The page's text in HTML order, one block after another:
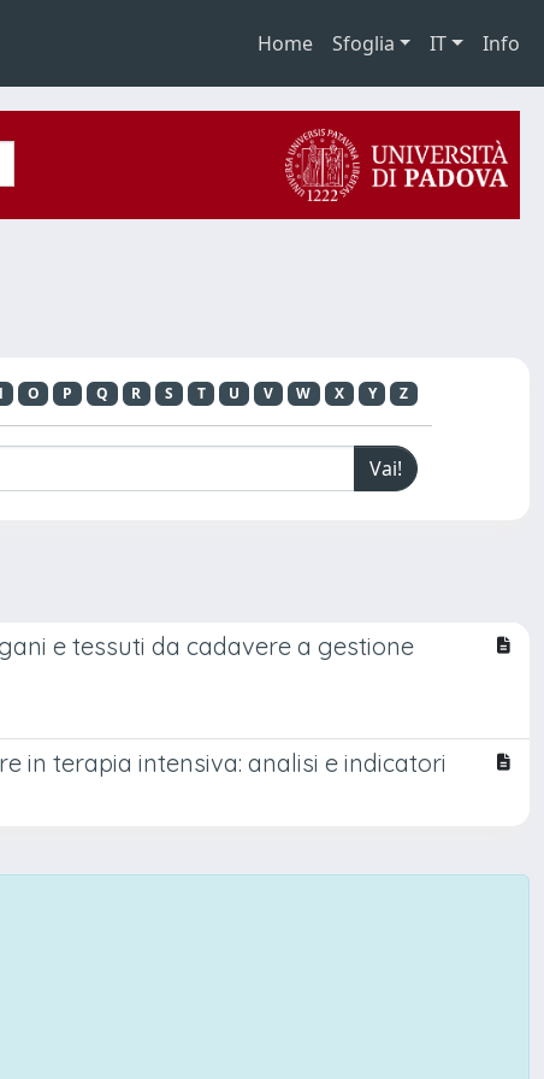
Home Sfoglia IT Info
O P Q R S T U V W X Y Z
e tessuti da cadavere a gestione
in terapia intensiva: analisi e indicatori